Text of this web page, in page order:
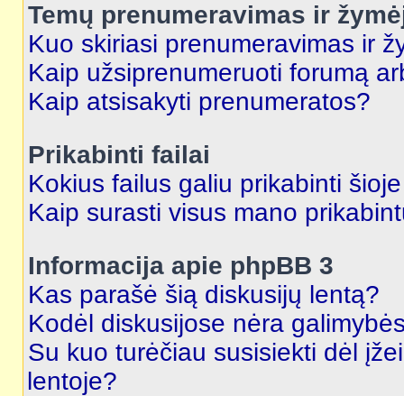
Temų prenumeravimas ir
Kuo skiriasi prenumeravimas ir
Kaip užsiprenumeruoti forumą
Kaip atsisakyti prenumeratos?
Prikabinti failai
Kokius failus galiu prikabinti
Kaip surasti visus mano
Informacija apie phpBB 3
Kas parašė šią diskusijų lentą?
Kodėl diskusijose nėra
Su kuo turėčiau susisiekti dėl
lentoje?